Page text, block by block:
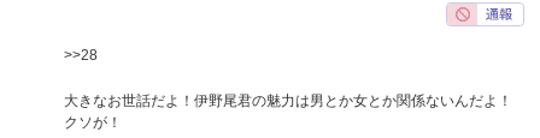
>>28
大きなお世話だよ！伊野尾君の魅力は男とか女とか関係ないんだよ！
クソが！